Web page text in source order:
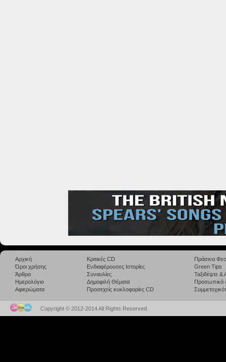
Αρχική
Όροι χρήσης
Άρθρα
Ημερολόγιο
Αφιερώματα
Κριτικές CD
Ενδιαφέρουσες Ιστορίες
Συναυλίες
Δημοφιλή Θέματα
Προσεχείς κυκλοφορίες CD
Πράσινα
Green Tips
Taξιδέψτε
Προσωπικά
Copyright © 2012-2014 All Rights Reserved